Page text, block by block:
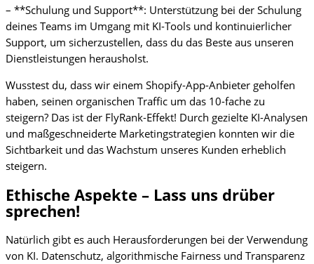
– **Schulung und Support**: Unterstützung bei der Schulung
deines Teams im Umgang mit KI-Tools und kontinuierlicher
Support, um sicherzustellen, dass du das Beste aus unseren
Dienstleistungen herausholst.
Wusstest du, dass wir einem Shopify-App-Anbieter geholfen
haben, seinen organischen Traffic um das 10-fache zu
steigern? Das ist der FlyRank-Effekt! Durch gezielte KI-Analysen
und maßgeschneiderte Marketingstrategien konnten wir die
Sichtbarkeit und das Wachstum unseres Kunden erheblich
steigern.
Ethische Aspekte – Lass uns drüber
sprechen!
Natürlich gibt es auch Herausforderungen bei der Verwendung
von KI. Datenschutz, algorithmische Fairness und Transparenz